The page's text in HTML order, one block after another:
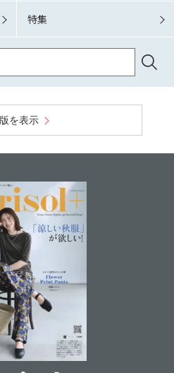
特集
を表示